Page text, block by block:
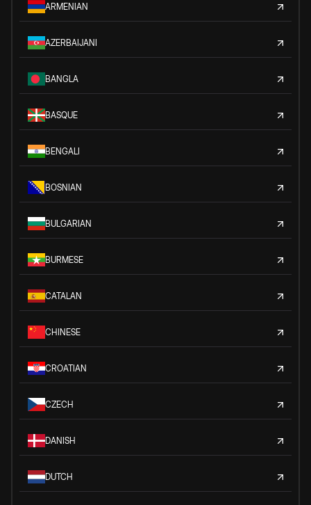
ARMENIAN
AZERBAIJANI
BANGLA
BASQUE
BENGALI
BOSNIAN
BULGARIAN
BURMESE
CATALAN
CHINESE
CROATIAN
CZECH
DANISH
DUTCH